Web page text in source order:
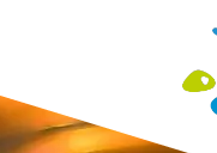
Une